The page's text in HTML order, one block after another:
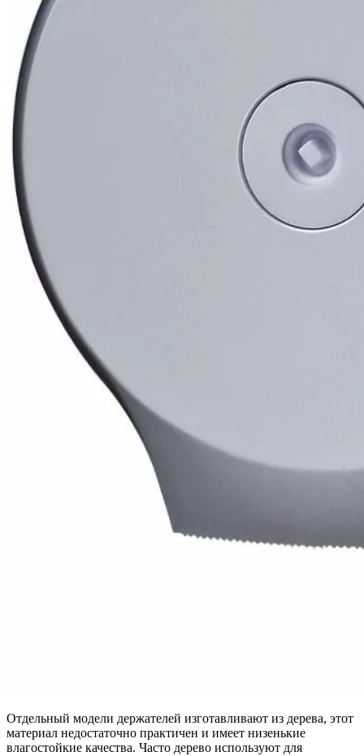
Отдельный модели держателей изготавливают из дерева, этот
материал недостаточно практичен и имеет низенькие
влагостойкие качества. Часто дерево используют для